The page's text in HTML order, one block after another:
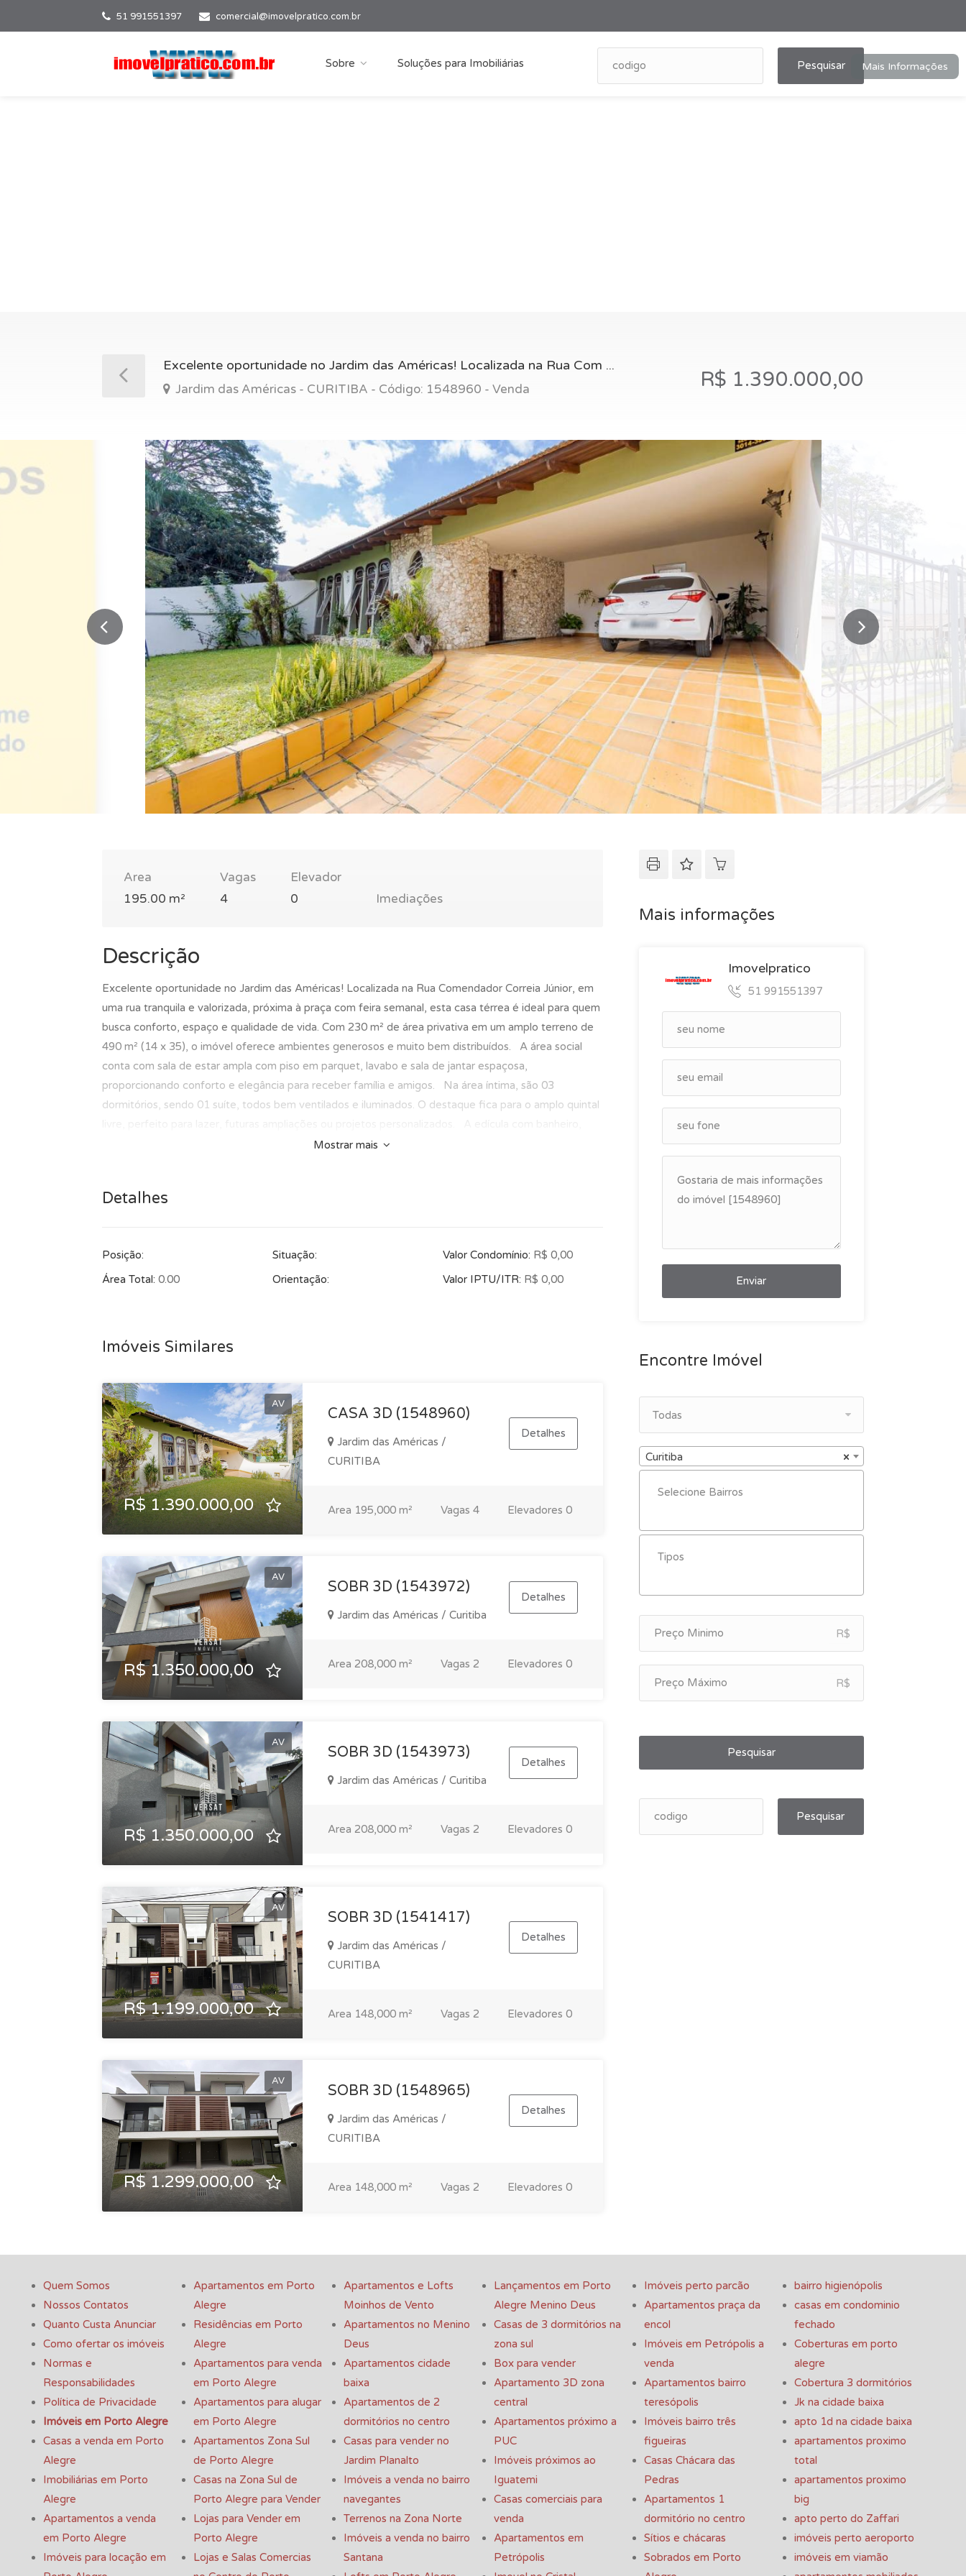
51 991551397 comercial@imovelpratico.com.br
Sobre Soluções para Imobiliárias Pesquisar
Excelente oportunidade no Jardim das Américas! Localizada na Rua Com ...
Jardim das Américas - CURITIBA - Código: 1548960 - Venda R$ 1.390.000,00
Area
195.00 m²
Vagas
4
Elevador
0
Imediações
Descrição
Excelente oportunidade no Jardim das Américas! Localizada na Rua Comendador Correia Júnior, em
uma rua tranquila e valorizada, próxima à praça com feira semanal, esta casa térrea é ideal para quem
busca conforto, espaço e qualidade de vida. Com 230 m² de área privativa em um amplo terreno de
490 m² (14 x 35), o imóvel oferece ambientes generosos e muito bem distribuídos. A área social
conta com sala de estar ampla com piso em parquet, lavabo e sala de jantar espaçosa,
proporcionando conforto e elegância para receber família e amigos. Na área íntima, são 03
dormitórios, sendo 01 suíte, todos bem ventilados e iluminados. O destaque fica para o amplo quintal
depósito e churrasqueira para complementar o espaço, ideal para momentos de confraternização. O
reúne tranquilidade, espaço e excelente potencial de valorização. Ideal para quem deseja morar
Consulte previamente um de nossos consultores de venda. Trabalhamos sempre mantendo a boa fé
e transparência nos negócios, conte conosco."
Mostrar mais
Detalhes
Posição:
Área Total: 0.00
Situação:
Orientação:
Valor Condomínio: R$ 0,00
Valor IPTU/ITR: R$ 0,00
Imóveis Similares
AV
R$ 1.390.000,00
CASA 3D (1548960)
Jardim das Américas /
CURITIBA
Detalhes
Area 195,000 m² Vagas 4 Elevadores 0
AV
R$ 1.350.000,00
SOBR 3D (1543972)
Jardim das Américas / Curitiba
Detalhes
Area 208,000 m² Vagas 2 Elevadores 0
AV
R$ 1.350.000,00
SOBR 3D (1543973)
Jardim das Américas / Curitiba
Detalhes
Area 208,000 m² Vagas 2 Elevadores 0
AV
R$ 1.199.000,00
SOBR 3D (1541417)
Jardim das Américas /
CURITIBA
Detalhes
Area 148,000 m² Vagas 2 Elevadores 0
AV
R$ 1.299.000,00
SOBR 3D (1548965)
Jardim das Américas /
CURITIBA
Detalhes
Area 148,000 m² Vagas 2 Elevadores 0
Mais informações
Imovelpratico
51 991551397
Enviar
Encontre Imóvel
Todas
×
Curitiba
R$
R$
Pesquisar
Pesquisar
Quem Somos
Nossos Contatos
Quanto Custa Anunciar
Como ofertar os imóveis
Normas e
Responsabilidades
Política de Privacidade
Imóveis em Porto Alegre
Casas a venda em Porto
Alegre
Imobiliárias em Porto
Alegre
Apartamentos a venda
em Porto Alegre
Imóveis para locação em
Apartamentos em Porto
Alegre
Residências em Porto
Alegre
Apartamentos para venda
em Porto Alegre
Apartamentos para alugar
em Porto Alegre
Apartamentos Zona Sul
de Porto Alegre
Casas na Zona Sul de
Porto Alegre para Vender
Lojas para Vender em
Porto Alegre
Lojas e Salas Comercias
Apartamentos e Lofts
Moinhos de Vento
Apartamentos no Menino
Deus
Apartamentos cidade
baixa
Apartamentos de 2
dormitórios no centro
Casas para vender no
Jardim Planalto
Imóveis a venda no bairro
navegantes
Terrenos na Zona Norte
Imóveis a venda no bairro
Santana
Lançamentos em Porto
Alegre Menino Deus
Casas de 3 dormitórios na
zona sul
Box para vender
Apartamento 3D zona
central
Apartamentos próximo a
PUC
Imóveis próximos ao
Iguatemi
Casas comerciais para
venda
Apartamentos em
Petrópolis
Imóveis perto parcão
Apartamentos praça da
encol
Imóveis em Petrópolis a
venda
Apartamentos bairro
teresópolis
Imóveis bairro três
figueiras
Casas Chácara das
Pedras
Apartamentos 1
dormitório no centro
Sítios e chácaras
Sobrados em Porto
bairro higienópolis
casas em condominio
fechado
Coberturas em porto
alegre
Cobertura 3 dormitórios
Jk na cidade baixa
apto 1d na cidade baixa
apartamentos proximo
total
apartamentos proximo
big
apto perto do Zaffari
imóveis perto aeroporto
imóveis em viamão
Mais Informações